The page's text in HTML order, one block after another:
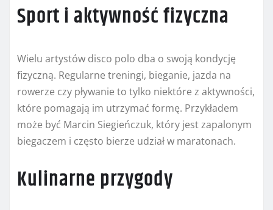
Sport i aktywność fizyczna
Wielu artystów disco polo dba o swoją kondycję
fizyczną. Regularne treningi, bieganie, jazda na
rowerze czy pływanie to tylko niektóre z aktywności,
które pomagają im utrzymać formę. Przykładem
może być Marcin Siegieńczuk, który jest zapalonym
biegaczem i często bierze udział w maratonach.
Kulinarne przygody